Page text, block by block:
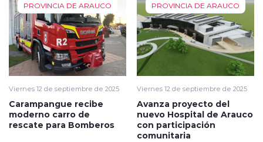
PROVINCIA DE ARAUCO
Viernes 12 de septiembre de 2025
Carampangue recibe
moderno carro de
rescate para Bomberos
PROVINCIA DE ARAUCO
Viernes 12 de septiembre de 2025
Avanza proyecto del
nuevo Hospital de Arauco
con participación
comunitaria